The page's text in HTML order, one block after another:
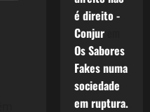
é direito -
Conjurem
Os Sabores
Fakes numa
sociedade
em ruptura.